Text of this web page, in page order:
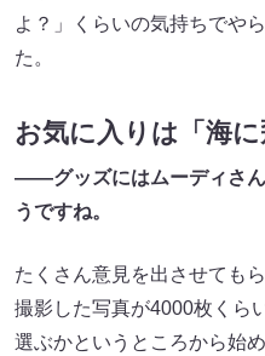
よ？」くらいの気持ちでや
た。
お気に入りは「海
――グッズにはムーディさ
うですね。
たくさん意見を出させても
撮影した写真が4000枚くら
選ぶかというところから始